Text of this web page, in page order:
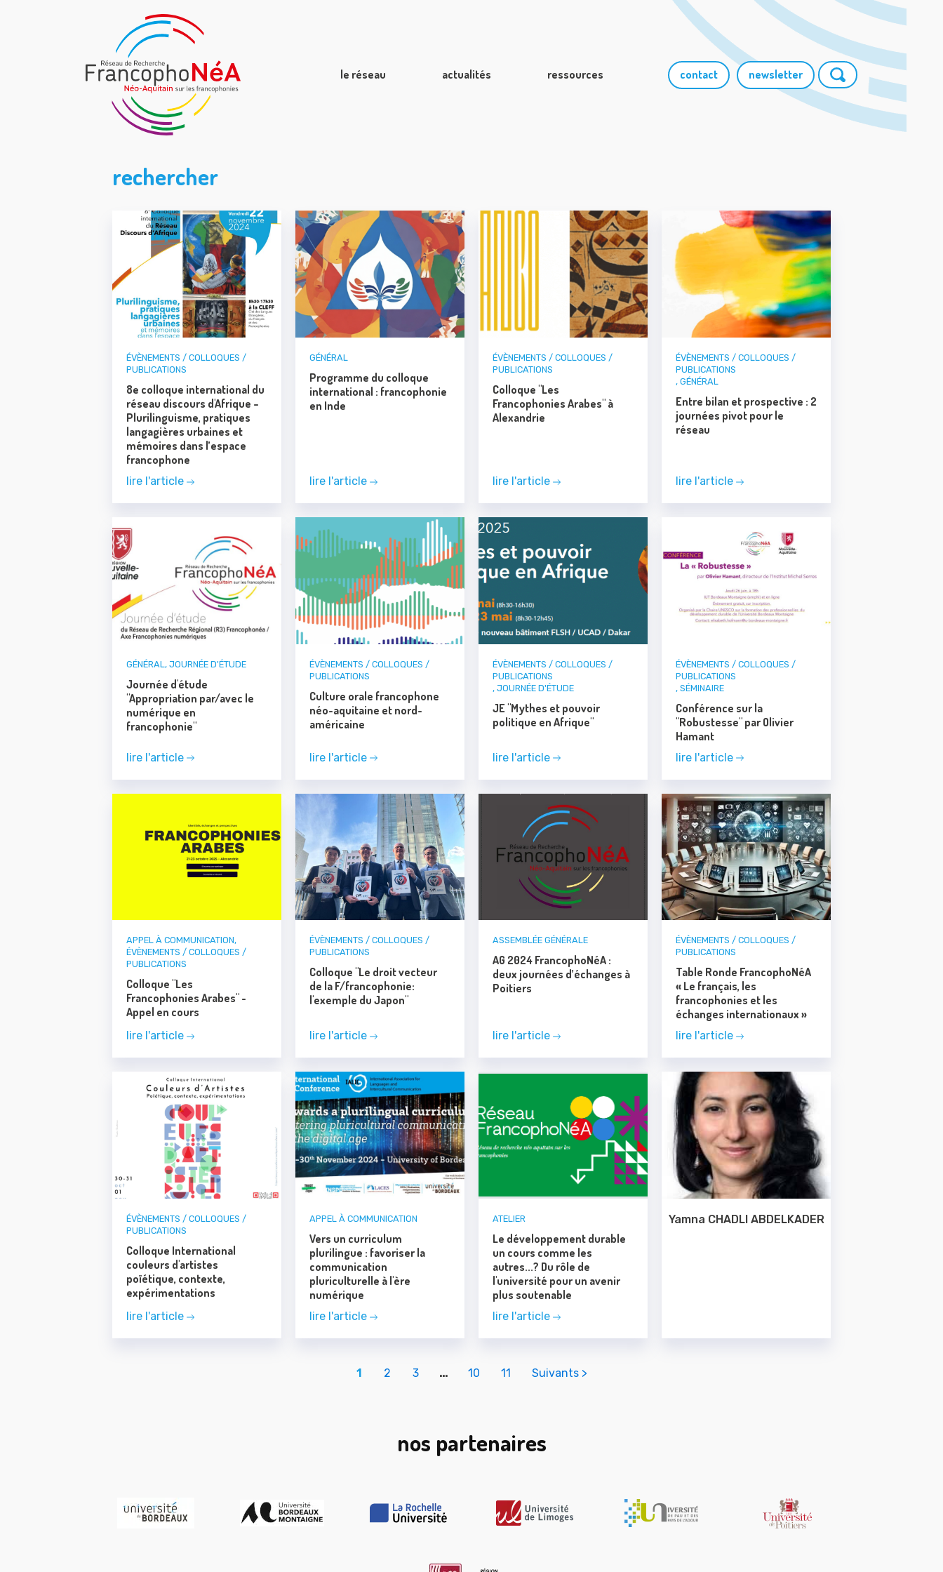
le réseau actualités ressources contact newsletter
rechercher
ÉVÈNEMENTS / COLLOQUES /
PUBLICATIONS
8e colloque international du
réseau discours d'Afrique –
Plurilinguisme, pratiques
langagières urbaines et
mémoires dans l’espace
francophone
lire l'article
GÉNÉRAL
Programme du colloque
international : francophonie
en Inde
lire l'article
ÉVÈNEMENTS / COLLOQUES /
PUBLICATIONS
Colloque "Les
Francophonies Arabes" à
Alexandrie
lire l'article
ÉVÈNEMENTS / COLLOQUES /
PUBLICATIONS
, GÉNÉRAL
Entre bilan et prospective : 2
journées pivot pour le
réseau
lire l'article
GÉNÉRAL, JOURNÉE D'ÉTUDE
Journée d'étude
"Appropriation par/avec le
numérique en
francophonie"
lire l'article
ÉVÈNEMENTS / COLLOQUES /
PUBLICATIONS
Culture orale francophone
néo-aquitaine et nord-
américaine
lire l'article
ÉVÈNEMENTS / COLLOQUES /
PUBLICATIONS
, JOURNÉE D'ÉTUDE
JE "Mythes et pouvoir
politique en Afrique"
lire l'article
ÉVÈNEMENTS / COLLOQUES /
PUBLICATIONS
, SÉMINAIRE
Conférence sur la
"Robustesse" par Olivier
Hamant
lire l'article
APPEL À COMMUNICATION,
ÉVÈNEMENTS / COLLOQUES /
PUBLICATIONS
Colloque "Les
Francophonies Arabes" -
Appel en cours
lire l'article
ÉVÈNEMENTS / COLLOQUES /
PUBLICATIONS
Colloque "Le droit vecteur
de la F/francophonie:
l'exemple du Japon"
lire l'article
ASSEMBLÉE GÉNÉRALE
AG 2024 FrancophoNéA :
deux journées d’échanges à
Poitiers
lire l'article
ÉVÈNEMENTS / COLLOQUES /
PUBLICATIONS
Table Ronde FrancophoNéA
« Le français, les
francophonies et les
échanges internationaux »
lire l'article
ÉVÈNEMENTS / COLLOQUES /
PUBLICATIONS
Colloque International
couleurs d'artistes
poïétique, contexte,
expérimentations
lire l'article
APPEL À COMMUNICATION
Vers un curriculum
plurilingue : favoriser la
communication
pluriculturelle à l'ère
numérique
lire l'article
ATELIER
Le développement durable
un cours comme les
autres...? Du rôle de
l'université pour un avenir
plus soutenable
lire l'article
université de rattachement
Bordeaux Montaigne
unité de recherche
CELFA-Plurielles UR 24142
discipline
Littérature francophone
Yamna CHADLI ABDELKADER
1 2 3 … 10 11 Suivants >
nos partenaires